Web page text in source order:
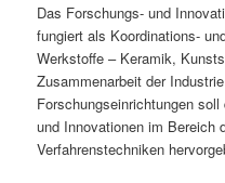
Das Forschungs- und
fungiert als Koordinations-
Werkstoffe – Keramik,
Zusammenarbeit der
Forschungseinrichtungen
und Innovationen im Bereich
Verfahrenstechniken